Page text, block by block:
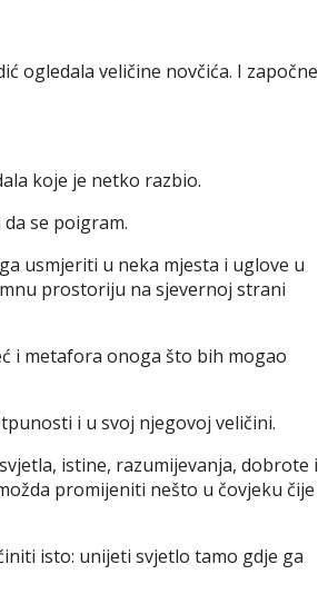
ogledala veličine novčića. I započne
koje je netko razbio.
se poigram.
usmjeriti u neka mjesta i uglove u
prostoriju na sjevernoj strani
i metafora onoga što bih mogao
i u svoj njegovoj veličini.
istine, razumijevanja, dobrote i
promijeniti nešto u čovjeku čije
isto: unijeti svjetlo tamo gdje ga